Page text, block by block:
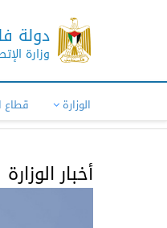
دولة
وزارة
الوزارة قطاع
أخبار الوزارة